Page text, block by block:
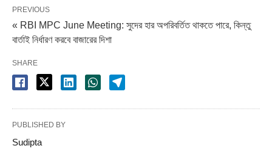
PREVIOUS
« RBI MPC June Meeting: সুদের হার অপরিবর্তিত থাকতে পারে, কিন্তু
বার্তাই নির্ধারণ করবে বাজারের দিশা
SHARE
PUBLISHED BY
Sudipta